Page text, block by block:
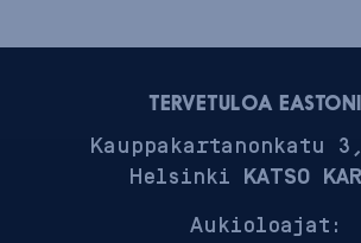
TERVETULOA
Kauppakartanonkatu
Helsinki KATSO
Aukioloajat: